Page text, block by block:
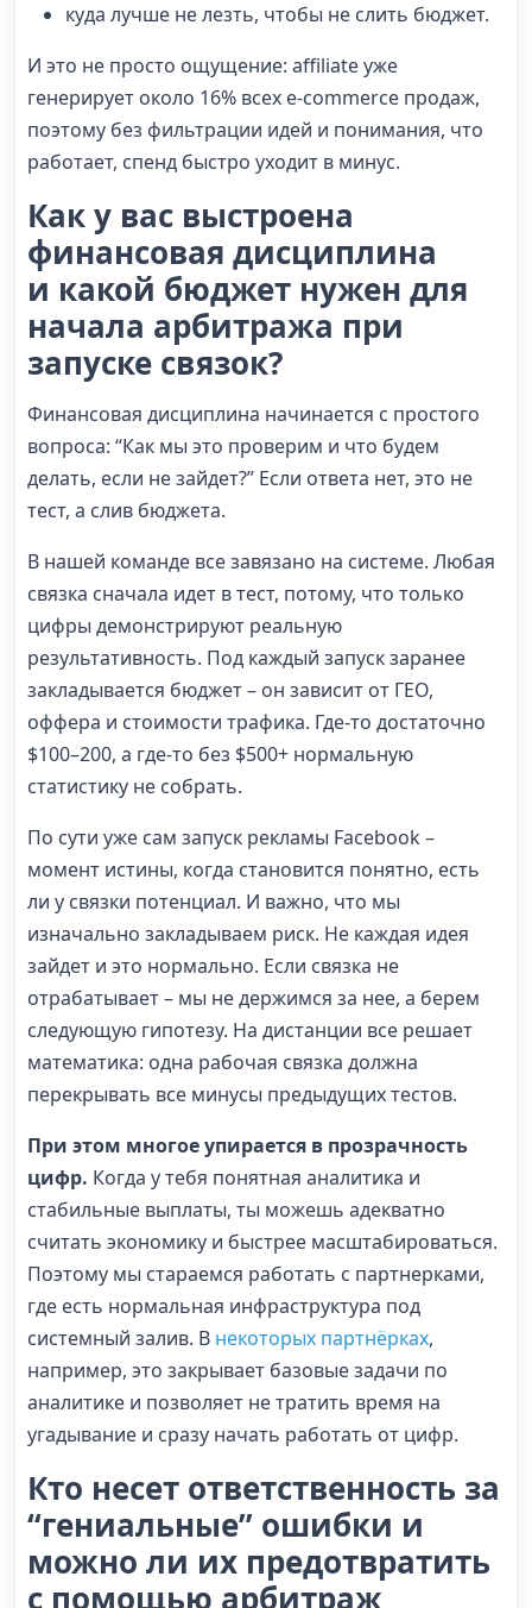
куда лучше не лезть, чтобы не слить бюджет.
И это не просто ощущение: affiliate уже
генерирует около 16% всех e-commerce продаж,
поэтому без фильтрации идей и понимания, что
работает, спенд быстро уходит в минус.
Как у вас выстроена
финансовая дисциплина
и какой бюджет нужен для
начала арбитража при
запуске связок?
Финансовая дисциплина начинается с простого
вопроса: “Как мы это проверим и что будем
делать, если не зайдет?” Если ответа нет, это не
тест, а слив бюджета.
В нашей команде все завязано на системе. Любая
связка сначала идет в тест, потому, что только
цифры демонстрируют реальную
результативность. Под каждый запуск заранее
закладывается бюджет – он зависит от ГЕО,
оффера и стоимости трафика. Где-то достаточно
$100–200, а где-то без $500+ нормальную
статистику не собрать.
По сути уже сам запуск рекламы Facebook –
момент истины, когда становится понятно, есть
ли у связки потенциал. И важно, что мы
изначально закладываем риск. Не каждая идея
зайдет и это нормально. Если связка не
отрабатывает – мы не держимся за нее, а берем
следующую гипотезу. На дистанции все решает
математика: одна рабочая связка должна
перекрывать все минусы предыдущих тестов.
При этом многое упирается в прозрачность
цифр. Когда у тебя понятная аналитика и
стабильные выплаты, ты можешь адекватно
считать экономику и быстрее масштабироваться.
Поэтому мы стараемся работать с партнерками,
где есть нормальная инфраструктура под
системный залив. В некоторых партнёрках,
например, это закрывает базовые задачи по
аналитике и позволяет не тратить время на
угадывание и сразу начать работать от цифр.
Кто несет ответственность за
“гениальные” ошибки и
можно ли их предотвратить
с помощью арбитраж